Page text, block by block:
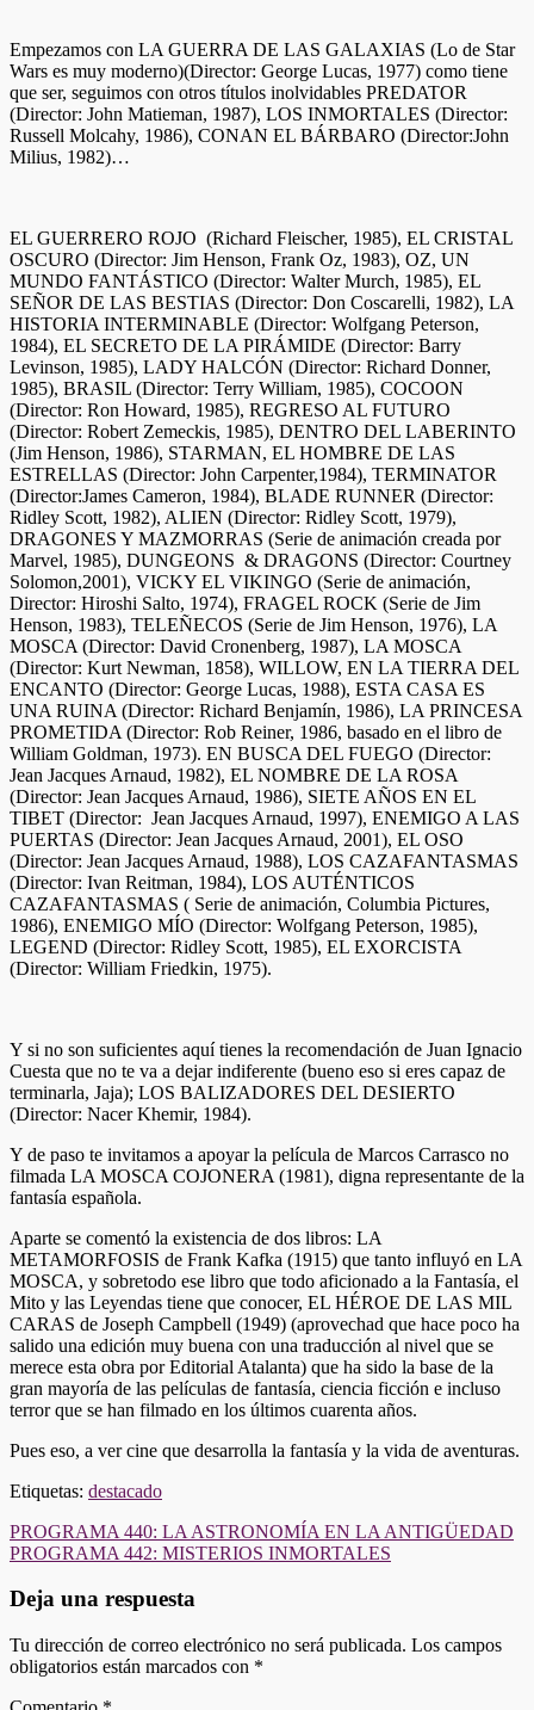
Empezamos con LA GUERRA DE LAS GALAXIAS (Lo de Star
Wars es muy moderno)(Director: George Lucas, 1977) como tiene
que ser, seguimos con otros títulos inolvidables PREDATOR
(Director: John Matieman, 1987), LOS INMORTALES (Director:
Russell Molcahy, 1986), CONAN EL BÁRBARO (Director:John
Milius, 1982)…
EL GUERRERO ROJO (Richard Fleischer, 1985), EL CRISTAL
OSCURO (Director: Jim Henson, Frank Oz, 1983), OZ, UN
MUNDO FANTÁSTICO (Director: Walter Murch, 1985), EL
SEÑOR DE LAS BESTIAS (Director: Don Coscarelli, 1982), LA
HISTORIA INTERMINABLE (Director: Wolfgang Peterson,
1984), EL SECRETO DE LA PIRÁMIDE (Director: Barry
Levinson, 1985), LADY HALCÓN (Director: Richard Donner,
1985), BRASIL (Director: Terry William, 1985), COCOON
(Director: Ron Howard, 1985), REGRESO AL FUTURO
(Director: Robert Zemeckis, 1985), DENTRO DEL LABERINTO
(Jim Henson, 1986), STARMAN, EL HOMBRE DE LAS
ESTRELLAS (Director: John Carpenter,1984), TERMINATOR
(Director:James Cameron, 1984), BLADE RUNNER (Director:
Ridley Scott, 1982), ALIEN (Director: Ridley Scott, 1979),
DRAGONES Y MAZMORRAS (Serie de animación creada por
Marvel, 1985), DUNGEONS & DRAGONS (Director: Courtney
Solomon,2001), VICKY EL VIKINGO (Serie de animación,
Director: Hiroshi Salto, 1974), FRAGEL ROCK (Serie de Jim
Henson, 1983), TELEÑECOS (Serie de Jim Henson, 1976), LA
MOSCA (Director: David Cronenberg, 1987), LA MOSCA
(Director: Kurt Newman, 1858), WILLOW, EN LA TIERRA DEL
ENCANTO (Director: George Lucas, 1988), ESTA CASA ES
UNA RUINA (Director: Richard Benjamín, 1986), LA PRINCESA
PROMETIDA (Director: Rob Reiner, 1986, basado en el libro de
William Goldman, 1973). EN BUSCA DEL FUEGO (Director:
Jean Jacques Arnaud, 1982), EL NOMBRE DE LA ROSA
(Director: Jean Jacques Arnaud, 1986), SIETE AÑOS EN EL
TIBET (Director: Jean Jacques Arnaud, 1997), ENEMIGO A LAS
PUERTAS (Director: Jean Jacques Arnaud, 2001), EL OSO
(Director: Jean Jacques Arnaud, 1988), LOS CAZAFANTASMAS
(Director: Ivan Reitman, 1984), LOS AUTÉNTICOS
CAZAFANTASMAS ( Serie de animación, Columbia Pictures,
1986), ENEMIGO MÍO (Director: Wolfgang Peterson, 1985),
LEGEND (Director: Ridley Scott, 1985), EL EXORCISTA
(Director: William Friedkin, 1975).
Y si no son suficientes aquí tienes la recomendación de Juan Ignacio
Cuesta que no te va a dejar indiferente (bueno eso si eres capaz de
terminarla, Jaja); LOS BALIZADORES DEL DESIERTO
(Director: Nacer Khemir, 1984).
Y de paso te invitamos a apoyar la película de Marcos Carrasco no
filmada LA MOSCA COJONERA (1981), digna representante de la
fantasía española.
Aparte se comentó la existencia de dos libros: LA
METAMORFOSIS de Frank Kafka (1915) que tanto influyó en LA
MOSCA, y sobretodo ese libro que todo aficionado a la Fantasía, el
Mito y las Leyendas tiene que conocer, EL HÉROE DE LAS MIL
CARAS de Joseph Campbell (1949) (aprovechad que hace poco ha
salido una edición muy buena con una traducción al nivel que se
merece esta obra por Editorial Atalanta) que ha sido la base de la
gran mayoría de las películas de fantasía, ciencia ficción e incluso
terror que se han filmado en los últimos cuarenta años.
Pues eso, a ver cine que desarrolla la fantasía y la vida de aventuras.
Etiquetas: destacado
Navegación
de
entradas
PROGRAMA 440: LA ASTRONOMÍA EN LA ANTIGÜEDAD
PROGRAMA 442: MISTERIOS INMORTALES
Deja una respuesta
Tu dirección de correo electrónico no será publicada. Los campos
obligatorios están marcados con *